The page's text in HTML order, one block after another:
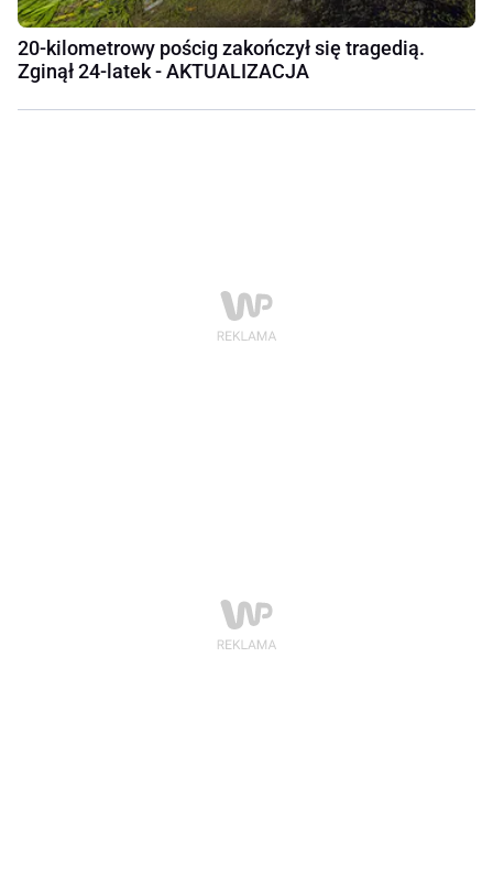
20-kilometrowy pościg zakończył się tragedią.
Zginął 24-latek - AKTUALIZACJA